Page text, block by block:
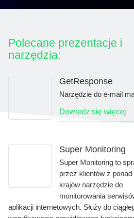
Polecane prezentacje i
narzędzia:
GetResponse
Narzędzie do e-mail
Dowiedz się więcej
Super Monitoring
Super Monitoring to
przez klientów z ponad
krajów narzędzie do
monitorowania
aplikacji internetowych. Służy do